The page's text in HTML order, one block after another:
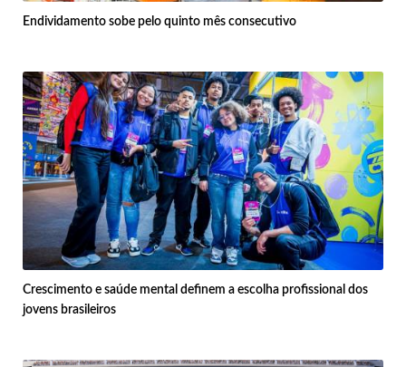
Endividamento sobe pelo quinto mês consecutivo
Crescimento e saúde mental definem a escolha profissional dos
jovens brasileiros